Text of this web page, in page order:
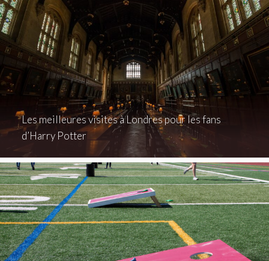
Les meilleures visites à Londres pour les fans
d’Harry Potter